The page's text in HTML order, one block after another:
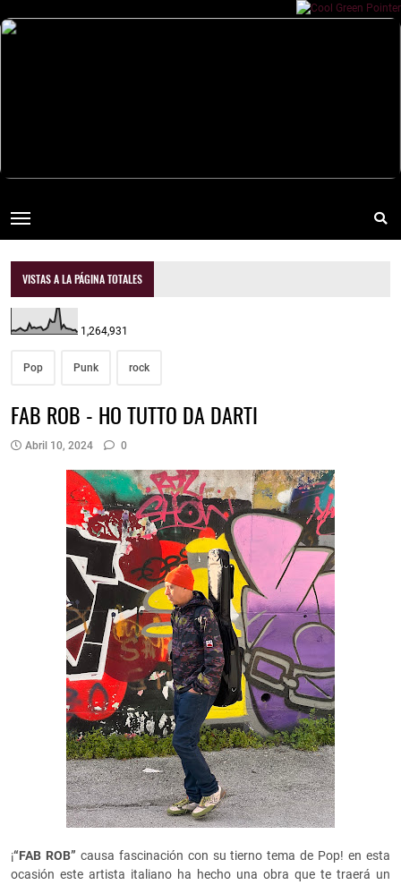
VISTAS A LA PÁGINA TOTALES
1,264,931
Pop Punk rock
FAB ROB - HO TUTTO DA DARTI
Abril 10, 2024 0
¡“FAB ROB” causa fascinación con su tierno tema de Pop! en esta
ocasión este artista italiano ha hecho una obra que te traerá un